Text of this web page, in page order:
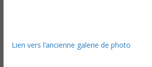
Lien vers l’ancienne galerie de photo